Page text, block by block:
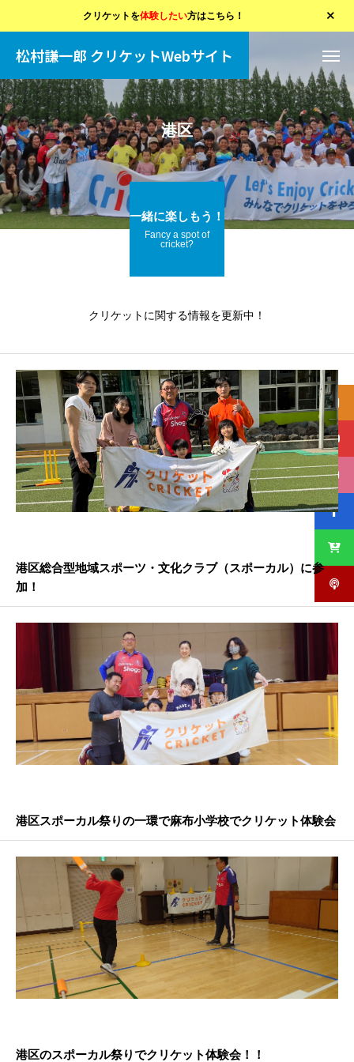
クリケットを体験したい方はこちら！
松村謙一郎 クリケットWebサイト
港区
一緒に楽しもう！
Fancy a spot of
cricket?
クリケットに関する情報を更新中！
港区総合型地域スポーツ・文化クラブ（スポーカル）に参
加！
港区スポーカル祭りの一環で麻布小学校でクリケット体験会
港区のスポーカル祭りでクリケット体験会！！